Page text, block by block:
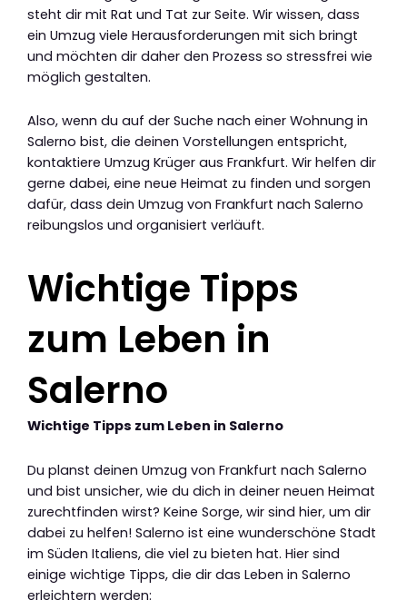
steht dir mit Rat und Tat zur Seite. Wir wissen, dass
ein Umzug viele Herausforderungen mit sich bringt
und möchten dir daher den Prozess so stressfrei wie
möglich gestalten.
Also, wenn du auf der Suche nach einer Wohnung in
Salerno bist, die deinen Vorstellungen entspricht,
kontaktiere Umzug Krüger aus Frankfurt. Wir helfen dir
gerne dabei, eine neue Heimat zu finden und sorgen
dafür, dass dein Umzug von Frankfurt nach Salerno
reibungslos und organisiert verläuft.
Wichtige Tipps
zum Leben in
Salerno
Wichtige Tipps zum Leben in Salerno
Du planst deinen Umzug von Frankfurt nach Salerno
und bist unsicher, wie du dich in deiner neuen Heimat
zurechtfinden wirst? Keine Sorge, wir sind hier, um dir
dabei zu helfen! Salerno ist eine wunderschöne Stadt
im Süden Italiens, die viel zu bieten hat. Hier sind
einige wichtige Tipps, die dir das Leben in Salerno
erleichtern werden: